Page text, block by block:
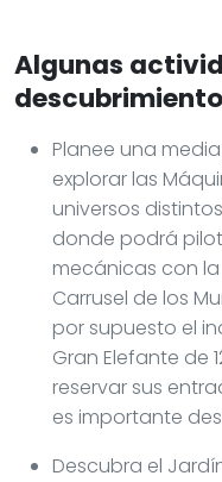
Algunas
Planee una
explorar las
universos
donde podrá
mecánicas con
Carrusel de los
por supuesto el
Gran Elefante de
reservar sus
es importante
Descubra el